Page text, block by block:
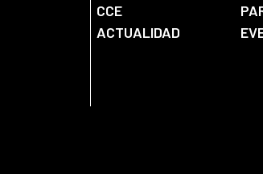
CCE
ACTUALIDAD